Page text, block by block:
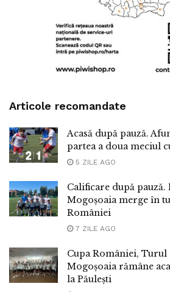
Articole recomandate
Acasă după pauză.
partea a doua meciul
5 ZILE AGO
Calificare după
Mogoșoaia merge în
României
7 ZILE AGO
Cupa României, Turul
Mogoșoaia rămâne
la Păulești